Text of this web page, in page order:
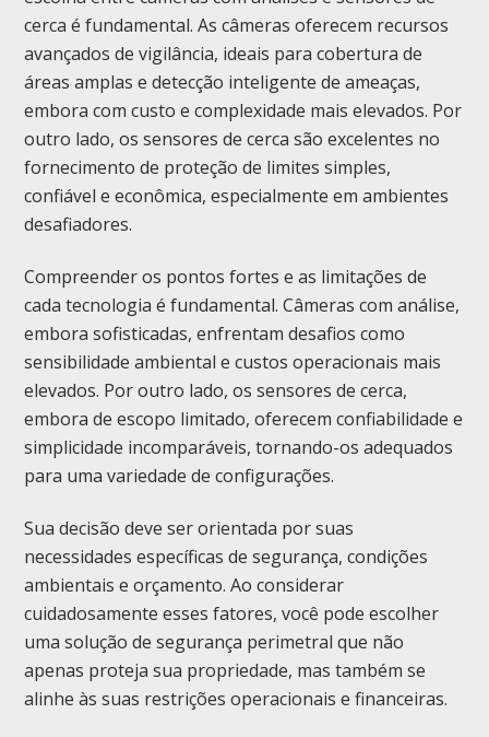
cerca é fundamental. As câmeras oferecem recursos
avançados de vigilância, ideais para cobertura de
áreas amplas e detecção inteligente de ameaças,
embora com custo e complexidade mais elevados. Por
outro lado, os sensores de cerca são excelentes no
fornecimento de proteção de limites simples,
confiável e econômica, especialmente em ambientes
desafiadores.
Compreender os pontos fortes e as limitações de
cada tecnologia é fundamental. Câmeras com análise,
embora sofisticadas, enfrentam desafios como
sensibilidade ambiental e custos operacionais mais
elevados. Por outro lado, os sensores de cerca,
embora de escopo limitado, oferecem confiabilidade e
simplicidade incomparáveis, tornando-os adequados
para uma variedade de configurações.
Sua decisão deve ser orientada por suas
necessidades específicas de segurança, condições
ambientais e orçamento. Ao considerar
cuidadosamente esses fatores, você pode escolher
uma solução de segurança perimetral que não
apenas proteja sua propriedade, mas também se
alinhe às suas restrições operacionais e financeiras.